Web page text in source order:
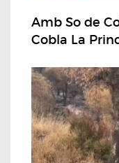
Amb So de
Cobla La